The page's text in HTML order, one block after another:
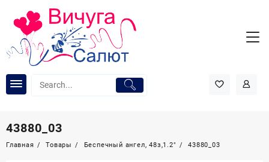
содержимому
43880_03
Главная Товары Беспечный ангел, 48з,1.2″ 43880_03